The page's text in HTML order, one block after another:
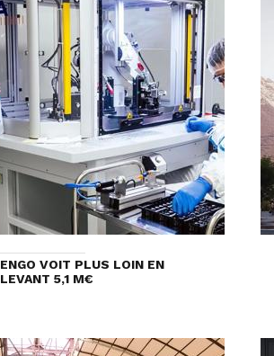
ENGO VOIT PLUS LOIN EN
LEVANT 5,1 M€